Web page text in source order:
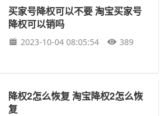
买家号降权可以不要 淘宝买家号
降权可以销吗
2023-10-04 08:05:54 389
降权2怎么恢复 淘宝降权2怎么恢
复